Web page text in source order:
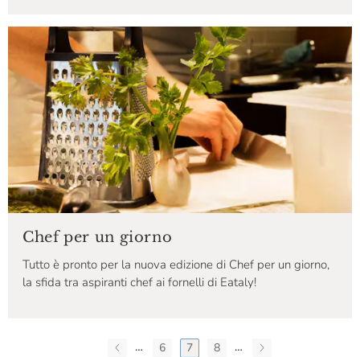
Chef per un giorno
Tutto è pronto per la nuova edizione di Chef per un giorno,
la sfida tra aspiranti chef ai fornelli di Eataly!
… 6 7 8 …